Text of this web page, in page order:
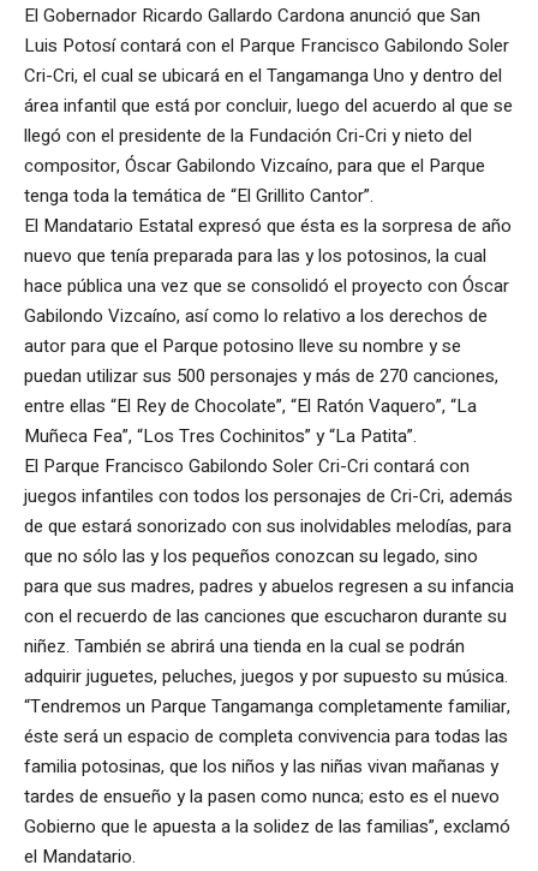
El Gobernador Ricardo Gallardo Cardona anunció que San
Luis Potosí contará con el Parque Francisco Gabilondo Soler
Cri-Cri, el cual se ubicará en el Tangamanga Uno y dentro del
área infantil que está por concluir, luego del acuerdo al que se
llegó con el presidente de la Fundación Cri-Cri y nieto del
compositor, Óscar Gabilondo Vizcaíno, para que el Parque
tenga toda la temática de “El Grillito Cantor”.
El Mandatario Estatal expresó que ésta es la sorpresa de año
nuevo que tenía preparada para las y los potosinos, la cual
hace pública una vez que se consolidó el proyecto con Óscar
Gabilondo Vizcaíno, así como lo relativo a los derechos de
autor para que el Parque potosino lleve su nombre y se
puedan utilizar sus 500 personajes y más de 270 canciones,
entre ellas “El Rey de Chocolate”, “El Ratón Vaquero”, “La
Muñeca Fea”, “Los Tres Cochinitos” y “La Patita”.
El Parque Francisco Gabilondo Soler Cri-Cri contará con
juegos infantiles con todos los personajes de Cri-Cri, además
de que estará sonorizado con sus inolvidables melodías, para
que no sólo las y los pequeños conozcan su legado, sino
para que sus madres, padres y abuelos regresen a su infancia
con el recuerdo de las canciones que escucharon durante su
niñez. También se abrirá una tienda en la cual se podrán
adquirir juguetes, peluches, juegos y por supuesto su música.
“Tendremos un Parque Tangamanga completamente familiar,
éste será un espacio de completa convivencia para todas las
familia potosinas, que los niños y las niñas vivan mañanas y
tardes de ensueño y la pasen como nunca; esto es el nuevo
Gobierno que le apuesta a la solidez de las familias”, exclamó
el Mandatario.